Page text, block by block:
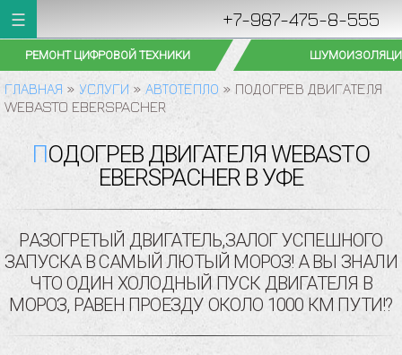
+7-987-475-8-555
ШУМОИЗОЛЯЦИЯ УСТАНОВКА
ГЛАВНАЯ » УСЛУГИ » АВТОТЕПЛО » ПОДОГРЕВ ДВИГАТЕЛЯ
WEBASTO EBERSPACHER
ПОДОГРЕВ ДВИГАТЕЛЯ WEBASTO
EBERSPACHER В УФЕ
РАЗОГРЕТЫЙ ДВИГАТЕЛЬ,ЗАЛОГ УСПЕШНОГО
ЗАПУСКА В САМЫЙ ЛЮТЫЙ МОРОЗ! А ВЫ ЗНАЛИ
ЧТО ОДИН ХОЛОДНЫЙ ПУСК ДВИГАТЕЛЯ В
МОРОЗ, РАВЕН ПРОЕЗДУ ОКОЛО 1000 КМ ПУТИ!?